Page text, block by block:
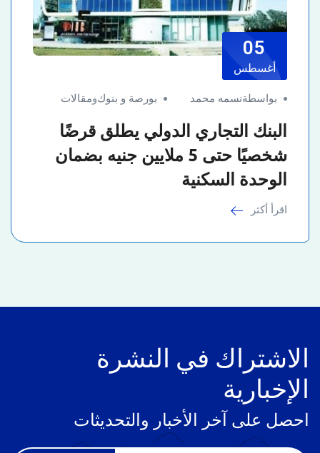
05
أغسطس
بواسطةنسمه محمد بورصة و بنوكومقالات
البنك التجاري الدولي يطلق قرضًا
شخصيًا حتى 5 ملايين جنيه بضمان
الوحدة السكنية
اقرأ أكثر
الاشتراك في النشرة
الإخبارية
احصل على آخر الأخبار والتحديثات